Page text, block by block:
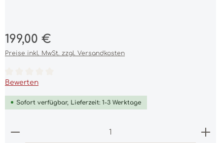
Regulärer Preis:
199,00 €
Preise inkl. MwSt. zzgl. Versandkosten
Durchschnittliche Bewertung von 0 von 5 Sternen
Bewerten
Sofort verfügbar, Lieferzeit: 1-3 Werktage
Produkt Anzahl: Gib den gewünschten Wert